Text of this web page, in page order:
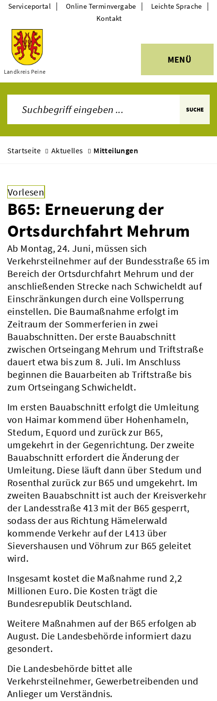
Themen
Landkreis Peine
MENÜ
Serviceportal | Online Terminvergabe | Leichte Sprache |
Kontakt
SUCHE
Startseite Aktuelles Mitteilungen
Vorlesen
B65: Erneuerung der
Ortsdurchfahrt Mehrum
Ab Montag, 24. Juni, müssen sich
Verkehrsteilnehmer auf der Bundesstraße 65 im
Bereich der Ortsdurchfahrt Mehrum und der
anschließenden Strecke nach Schwicheldt auf
Einschränkungen durch eine Vollsperrung
einstellen. Die Baumaßnahme erfolgt im
Zeitraum der Sommerferien in zwei
Bauabschnitten. Der erste Bauabschnitt
zwischen Ortseingang Mehrum und Triftstraße
dauert etwa bis zum 8. Juli. Im Anschluss
beginnen die Bauarbeiten ab Triftstraße bis
zum Ortseingang Schwicheldt.
Im ersten Bauabschnitt erfolgt die Umleitung
von Haimar kommend über Hohenhameln,
Stedum, Equord und zurück zur B65,
umgekehrt in der Gegenrichtung. Der zweite
Bauabschnitt erfordert die Änderung der
Umleitung. Diese läuft dann über Stedum und
Rosenthal zurück zur B65 und umgekehrt. Im
zweiten Bauabschnitt ist auch der Kreisverkehr
der Landesstraße 413 mit der B65 gesperrt,
sodass der aus Richtung Hämelerwald
kommende Verkehr auf der L413 über
Sievershausen und Vöhrum zur B65 geleitet
wird.
Insgesamt kostet die Maßnahme rund 2,2
Millionen Euro. Die Kosten trägt die
Bundesrepublik Deutschland.
Weitere Maßnahmen auf der B65 erfolgen ab
August. Die Landesbehörde informiert dazu
gesondert.
Die Landesbehörde bittet alle
Verkehrsteilnehmer, Gewerbetreibenden und
Anlieger um Verständnis.